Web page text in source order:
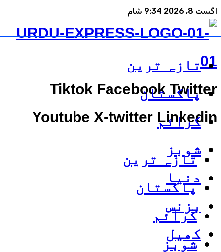
اگست 8, 2026 9:34 شام
Tiktok Facebook Twitter
Youtube X-twitter Linkedin
تازہ ترین
پاکستان
کرائم
شوبز
تازہ ترین
پاکستان
کرائم
شوبز
دنیا
بزنس
کھیل